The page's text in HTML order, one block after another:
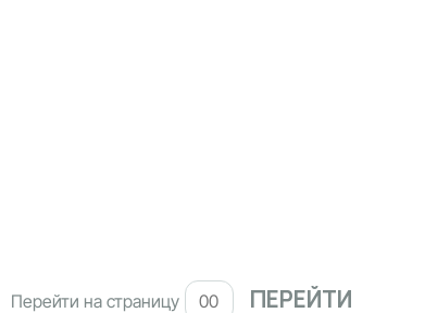
Перейти на страницу